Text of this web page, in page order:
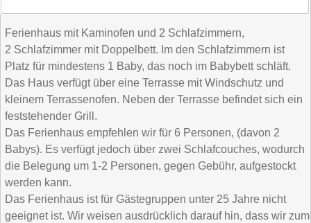
Ferienhaus mit Kaminofen und 2 Schlafzimmern,
2 Schlafzimmer mit Doppelbett. Im den Schlafzimmern ist
Platz für mindestens 1 Baby, das noch im Babybett schläft.
Das Haus verfügt über eine Terrasse mit Windschutz und
kleinem Terrassenofen. Neben der Terrasse befindet sich ein
feststehender Grill.
Das Ferienhaus empfehlen wir für 6 Personen, (davon 2
Babys). Es verfügt jedoch über zwei Schlafcouches, wodurch
die Belegung um 1-2 Personen, gegen Gebühr, aufgestockt
werden kann.
Das Ferienhaus ist für Gästegruppen unter 25 Jahre nicht
geeignet ist. Wir weisen ausdrücklich darauf hin, dass wir zum